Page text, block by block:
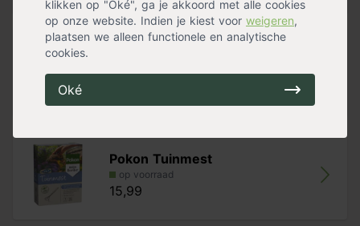
klikken op "Oké", ga je akkoord met alle cookies
op onze website. Indien je kiest voor weigeren,
plaatsen we alleen functionele en analytische
cookies.
Oké
Pokon aanplantgrond voor planten,
Pokon Tuinmest
op voorraad
15,99